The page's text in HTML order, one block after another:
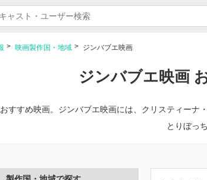
映画製作国・地域 ジンバブエ映画
ジンバブエ映画
すすめ映画。ジンバブエ映画には、クリスティー
とりぼっ